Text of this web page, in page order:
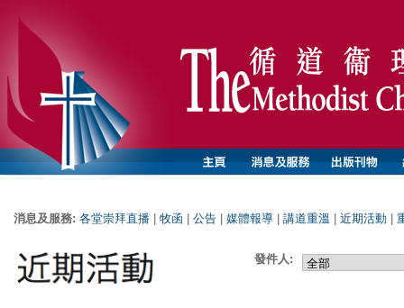
消息及服務: 各堂崇拜直播 牧函 公告 媒體報導 講道重溫 近期活動
發件人: